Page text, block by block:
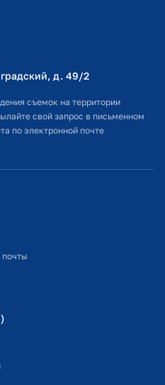
почты
образования РФ
д. 49/2​
съемок на территории
свой запрос в письменном
по электронной почте